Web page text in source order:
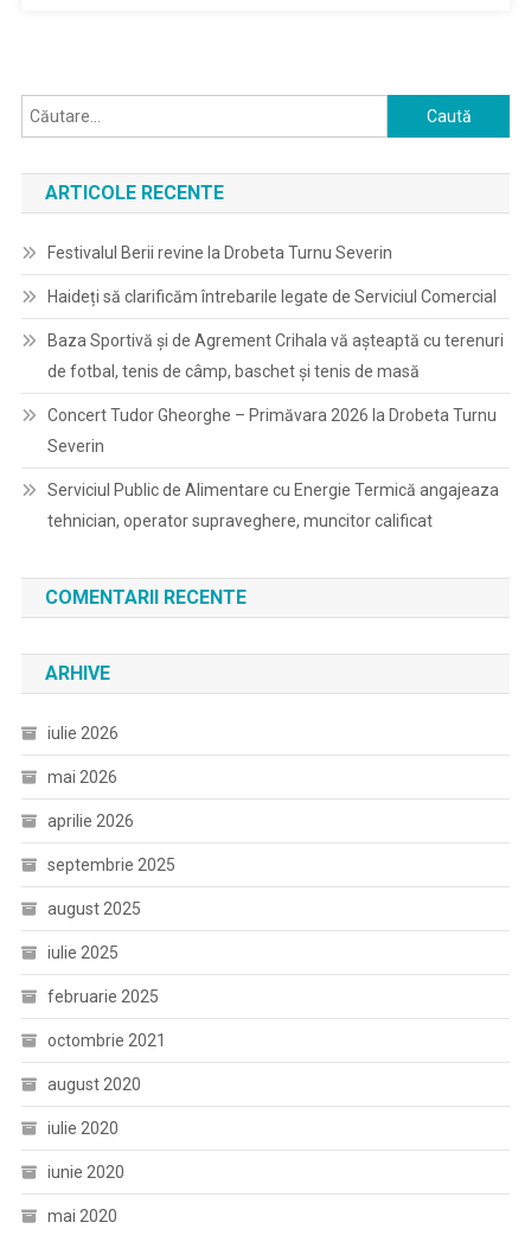
Caută
după:
ARTICOLE RECENTE
Festivalul Berii revine la Drobeta Turnu Severin
Haideți să clarificăm întrebarile legate de Serviciul Comercial
Baza Sportivă și de Agrement Crihala vă așteaptă cu terenuri
de fotbal, tenis de câmp, baschet și tenis de masă
Concert Tudor Gheorghe – Primăvara 2026 la Drobeta Turnu
Severin
Serviciul Public de Alimentare cu Energie Termică angajeaza
tehnician, operator supraveghere, muncitor calificat
COMENTARII RECENTE
ARHIVE
iulie 2026
mai 2026
aprilie 2026
septembrie 2025
august 2025
iulie 2025
februarie 2025
octombrie 2021
august 2020
iulie 2020
iunie 2020
mai 2020